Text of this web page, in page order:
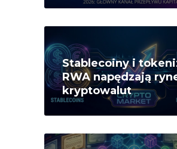
Stablecoiny i
RWA napędzają
kryptowalut